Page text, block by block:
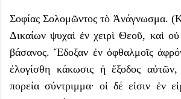
Σοφίας Σολομῶντος τὸ Ἀνάγνωσμα.
Δικαίων ψυχαὶ ἐν χειρὶ Θεοῦ, καὶ
βάσανος. Ἔδοξαν ἐν ὀφθαλμοῖς
ἐλογίσθη κάκωσις ἡ ἔξοδος
πορεία σύντριμμα· οἱ δέ εἰσιν ἐν